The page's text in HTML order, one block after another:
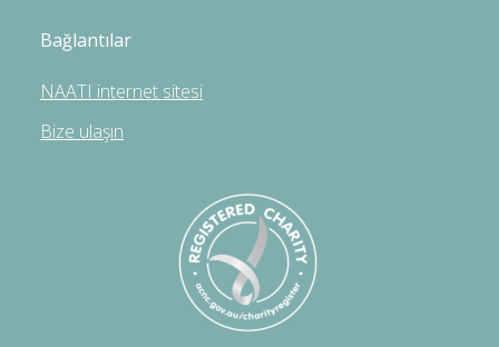
Bağlantılar
NAATI internet sitesi
Bize ulaşın